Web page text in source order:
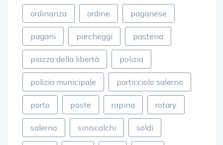
ordinanza ordine paganese
pagani parcheggi pastena
piazza della libertà polizia
polizia municipale porticciolo salerno
porto poste rapina rotary
salerno siniscalchi soldi